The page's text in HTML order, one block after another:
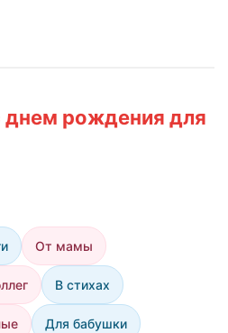
днем рождения для
От мамы
В стихах
Для бабушки